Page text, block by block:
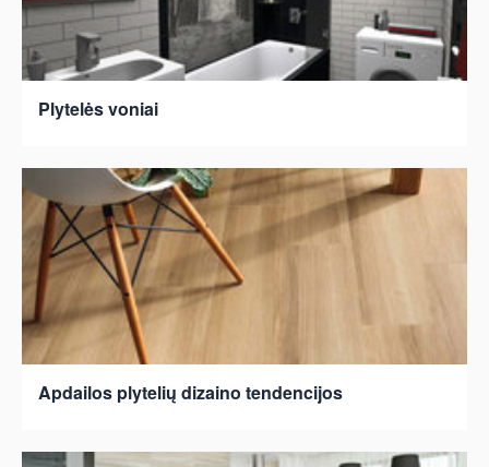
Plytelės voniai
Apdailos plytelių dizaino tendencijos